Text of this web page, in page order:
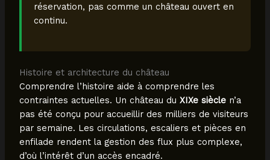
réservation, pas comme un château ouvert en
continu.
Histoire et architecture du château
Comprendre l’histoire aide à comprendre les
contraintes actuelles. Un château du XIXe sièclen’a
pas été conçu pour accueillir des milliers de visiteurs
par semaine. Les circulations, escaliers et pièces en
enfilade rendent la gestion des flux plus complexe,
d’où l’intérêt d’un accès encadré.